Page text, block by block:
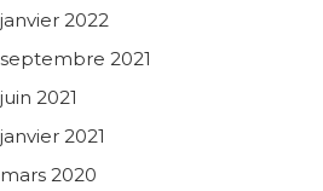
janvier 2022
septembre 2021
juin 2021
janvier 2021
mars 2020